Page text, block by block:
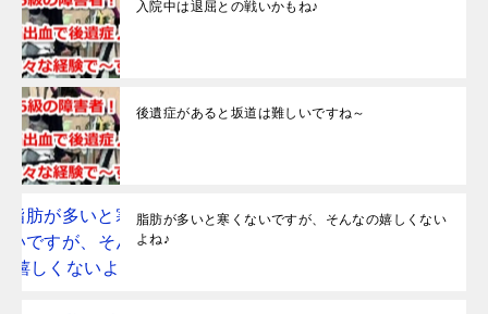
入院中は退屈との戦いかもね♪
後遺症があると坂道は難しいですね～
脂肪が多いと寒くないですが、そんなの嬉しくない
よね♪